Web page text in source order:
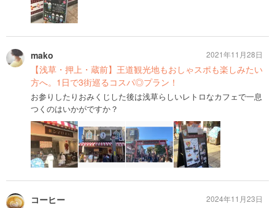
mako
【浅草・押上・蔵前】王道観光地もおしゃスポも楽しみたい
方へ。1日で3街巡るコスパ◎プラン！
お参りしたりおみくじした後は浅草らしいレトロなカフェで一息
つくのはいかがですか？
2021年11月28日
コーヒー 2024年11月23日